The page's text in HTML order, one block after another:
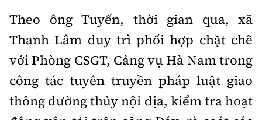
Theo ông Tuyến, thời gian qua, xã
Thanh Lâm duy trì phối hợp chặt chẽ
với Phòng CSGT, Cảng vụ Hà Nam trong
công tác tuyên truyền pháp luật giao
thông đường thủy nội địa, kiểm tra hoạt